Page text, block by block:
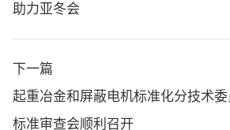
助力亚冬会
下一篇
起重冶金和屏蔽电机标准化分技术
标准审查会顺利召开